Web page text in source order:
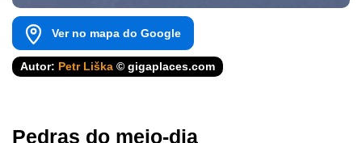
Ver no mapa do Google
Autor: Petr Liška © gigaplaces.com
Pedras do meio-dia